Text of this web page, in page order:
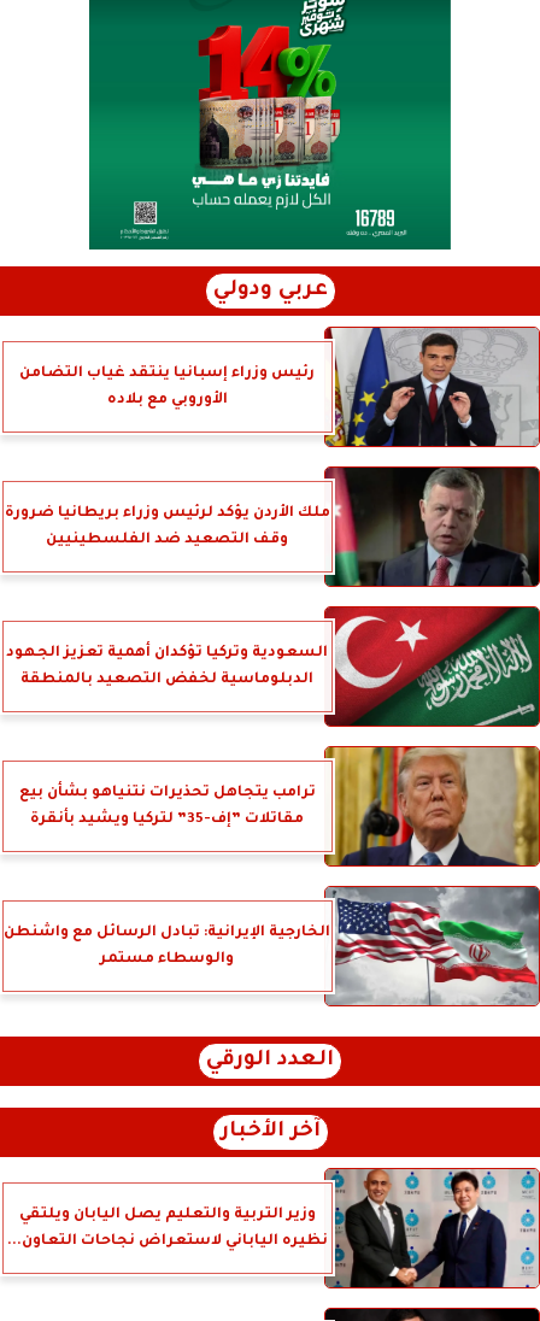
عربي ودولي
رئيس وزراء إسبانيا ينتقد غياب التضامن
الأوروبي مع بلاده
ملك الأردن يؤكد لرئيس وزراء بريطانيا ضرورة
وقف التصعيد ضد الفلسطينيين
السعودية وتركيا تؤكدان أهمية تعزيز الجهود
الدبلوماسية لخفض التصعيد بالمنطقة
ترامب يتجاهل تحذيرات نتنياهو بشأن بيع
مقاتلات ”إف-35” لتركيا ويشيد بأنقرة
الخارجية الإيرانية: تبادل الرسائل مع واشنطن
والوسطاء مستمر
العدد الورقي
آخر الأخبار
وزير التربية والتعليم يصل اليابان ويلتقي
نظيره الياباني لاستعراض نجاحات التعاون...